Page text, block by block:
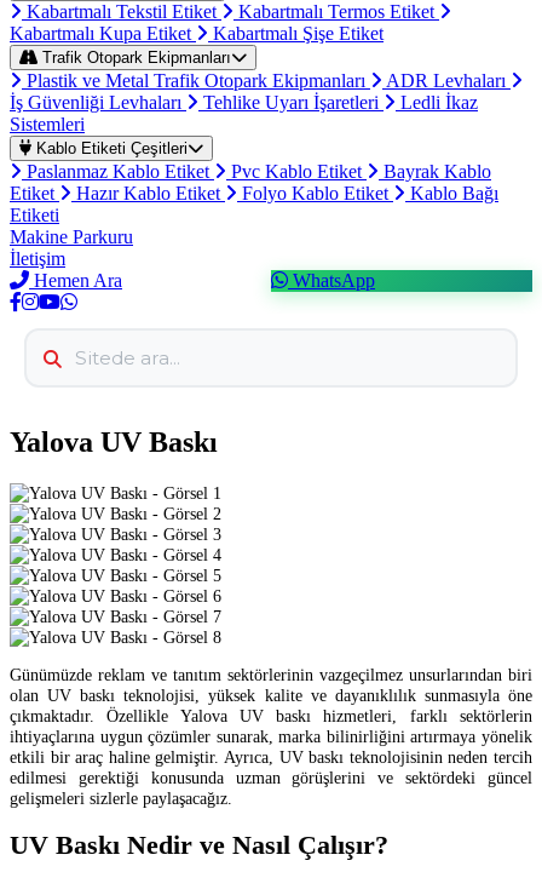
Kabartmalı Tekstil Etiket
Kabartmalı Termos Etiket
Kabartmalı Kupa Etiket
Kabartmalı Şişe Etiket
Trafik Otopark Ekipmanları
Plastik ve Metal Trafik Otopark Ekipmanları
ADR Levhaları
İş Güvenliği Levhaları
Tehlike Uyarı İşaretleri
Ledli İkaz
Sistemleri
Kablo Etiketi Çeşitleri
Paslanmaz Kablo Etiket Pvc Kablo Etiket
Bayrak Kablo
Etiket
Hazır Kablo Etiket Folyo Kablo Etiket
Kablo Bağı
Etiketi
Makine Parkuru
İletişim
Hemen Ara
WhatsApp
Yalova UV Baskı
Günümüzde reklam ve tanıtım sektörlerinin vazgeçilmez unsurlarından biri
olan UV baskı teknolojisi, yüksek kalite ve dayanıklılık sunmasıyla öne
çıkmaktadır. Özellikle Yalova UV baskı hizmetleri, farklı sektörlerin
ihtiyaçlarına uygun çözümler sunarak, marka bilinirliğini artırmaya yönelik
etkili bir araç haline gelmiştir. Ayrıca, UV baskı teknolojisinin neden tercih
edilmesi gerektiği konusunda uzman görüşlerini ve sektördeki güncel
gelişmeleri sizlerle paylaşacağız.
UV Baskı Nedir ve Nasıl Çalışır?